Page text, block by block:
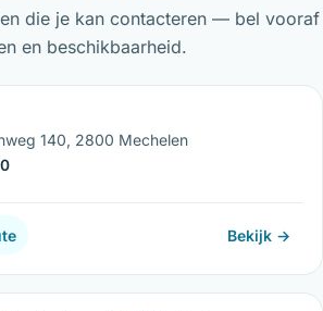
die je kan contacteren — bel vooraf
en beschikbaarheid.
140, 2800 Mechelen
Bekijk →